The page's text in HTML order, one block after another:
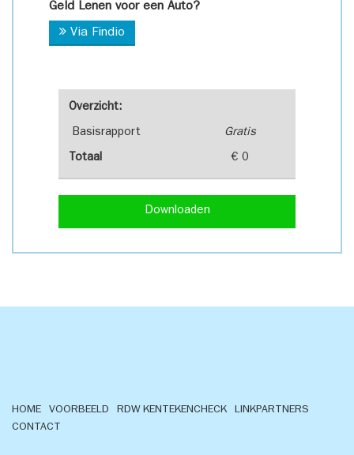
Overzicht:
Basisrapport Gratis
Totaal € 0
Downloaden
Geld Lenen voor een Auto?
Via Findio
HOME VOORBEELD RDW KENTEKENCHECK
LINKPARTNERS
CONTACT